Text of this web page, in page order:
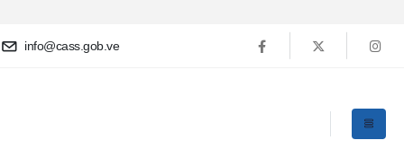
info@cass.gob.ve